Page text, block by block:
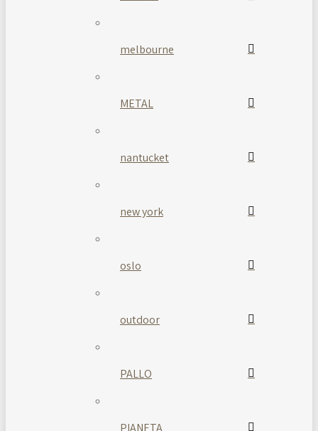
melbourne
METAL
nantucket
new york
oslo
outdoor
PALLO
PIANETA